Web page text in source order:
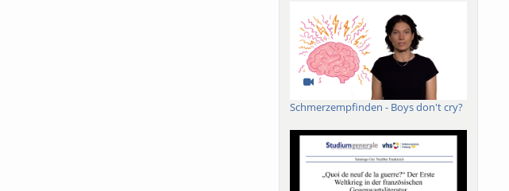
Schmerzempfinden - Boys don't cry?